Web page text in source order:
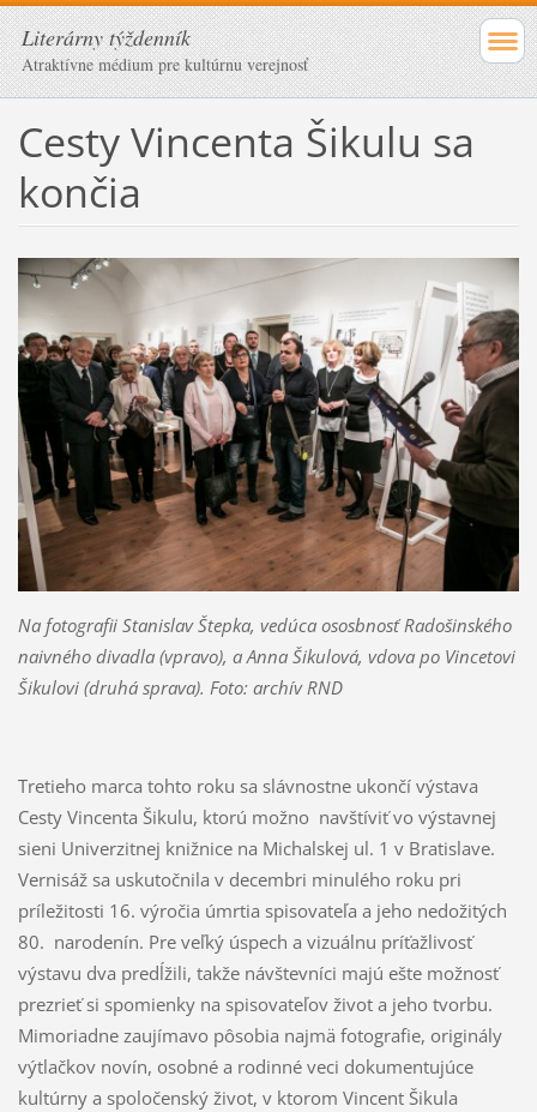
Literárny týždenník
Atraktívne médium pre kultúrnu verejnosť
Cesty Vincenta Šikulu sa
končia
Na fotografii Stanislav Štepka, vedúca ososbnosť Radošinského
naivného divadla (vpravo), a Anna Šikulová, vdova po Vincetovi
Šikulovi (druhá sprava). Foto: archív RND
Tretieho marca tohto roku sa slávnostne ukončí výstava
Cesty Vincenta Šikulu, ktorú možno navštíviť vo výstavnej
sieni Univerzitnej knižnice na Michalskej ul. 1 v Bratislave.
Vernisáž sa uskutočnila v decembri minulého roku pri
príležitosti 16. výročia úmrtia spisovateľa a jeho nedožitých
80. narodenín. Pre veľký úspech a vizuálnu príťažlivosť
výstavu dva predĺžili, takže návštevníci majú ešte možnosť
prezrieť si spomienky na spisovateľov život a jeho tvorbu.
Mimoriadne zaujímavo pôsobia najmä fotografie, originály
výtlačkov novín, osobné a rodinné veci dokumentujúce
kultúrny a spoločenský život, v ktorom Vincent Šikula